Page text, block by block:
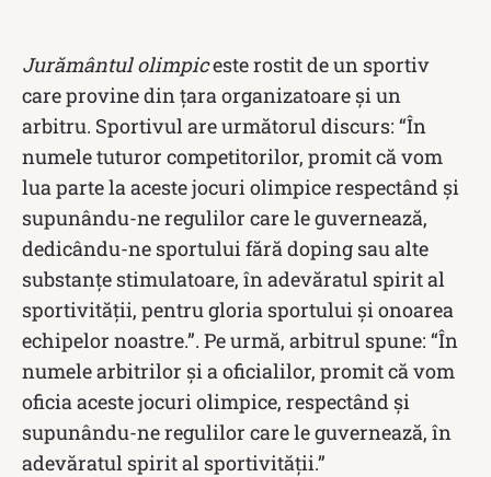
Jurământul olimpiceste rostit de un sportiv
care provine din țara organizatoare și un
arbitru. Sportivul are următorul discurs: “În
numele tuturor competitorilor, promit că vom
lua parte la aceste jocuri olimpice respectând şi
supunându-ne regulilor care le guvernează,
dedicându-ne sportului fără doping sau alte
substanţe stimulatoare, în adevăratul spirit al
sportivităţii, pentru gloria sportului şi onoarea
echipelor noastre.”. Pe urmă, arbitrul spune: “În
numele arbitrilor şi a oficialilor, promit că vom
oficia aceste jocuri olimpice, respectând şi
supunându-ne regulilor care le guvernează, în
adevăratul spirit al sportivităţii.”